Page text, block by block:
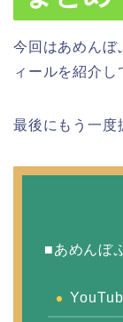
今回はあめんぼ
ィールを紹介し
最後にもう一度
■あめんぼ